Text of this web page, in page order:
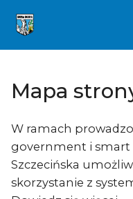
Mapa
W ramach
government i smart
Szczecińska
skorzystanie z